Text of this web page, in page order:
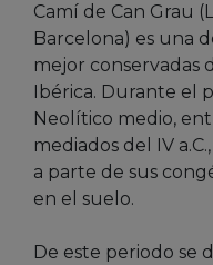
Camí de Can Grau
Barcelona) es una
mejor conservadas
Ibérica. Durante el
Neolítico medio,
mediados del IV
a parte de sus
en el suelo.
De este periodo se